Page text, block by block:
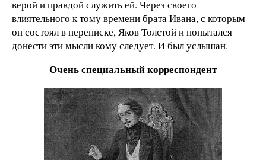
верой и правдой служить ей. Через своего
влиятельного к тому времени брата Ивана, с которым
он состоял в переписке, Яков Толстой и попытался
донести эти мысли кому следует. И был услышан.
Очень специальный корреспондент